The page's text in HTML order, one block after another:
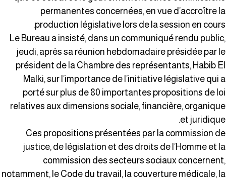
permanentes concernées, en vue d’accroître
production législative lors de la session en
Le Bureau a insisté, dans un communiqué rendu
jeudi, après sa réunion hebdomadaire présidée par
président de la Chambre des représentants, Habib
Malki, sur l’importance de l’initiative législative qui
porté sur plus de 80 importantes propositions de
relatives aux dimensions sociale, financière,
et
Ces propositions présentées par la commission
justice, de législation et des droits de l’Homme et
commission des secteurs sociaux
notamment, le Code du travail, la couverture médicale,